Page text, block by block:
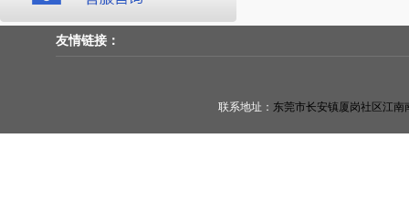
友情链接：
联系地址： 东莞市长安镇厦岗社区江